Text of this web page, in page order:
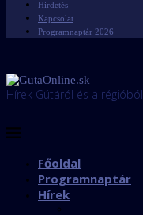
Hirdetés
Kapcsolat
Programnaptár 2026
Hírek Gútáról és a régióból
Főoldal
Programnaptár
Hírek